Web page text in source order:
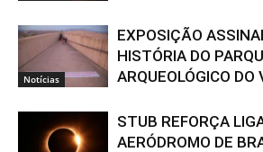
Notícias
EXPOSIÇÃO
HISTÓRIA DO
ARQUEOLÓGICO DO
STUB REFORÇA
AERÓDROMO DE